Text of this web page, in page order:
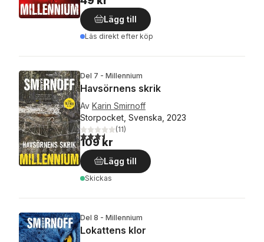
Lägg till
Läs direkt efter köp
Del 7 - Millennium
Havsörnens skrik
Av Karin Smirnoff
Storpocket, Svenska, 2023
3,5utav 5 stjärnor. Totalt antal röster:
(11)
109 kr
Lägg till
Skickas
Del 8 - Millennium
Lokattens klor